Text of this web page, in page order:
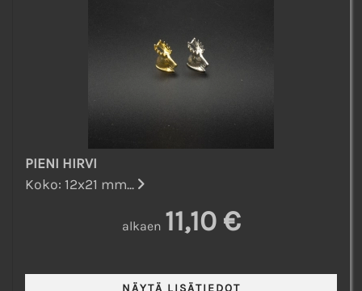
PIENI HIRVI
Koko: 12x21 mm...
alkaen 11,10 €